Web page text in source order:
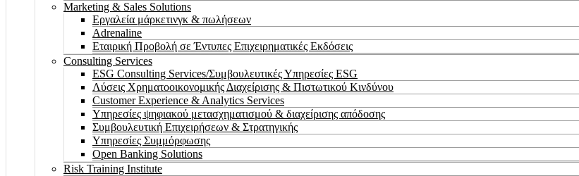
Marketing & Sales Solutions
Εργαλεία μάρκετινγκ & πωλήσεων
Adrenaline
Εταιρική Προβολή σε Έντυπες Επιχειρηματικές Εκδόσεις
Consulting Services
ESG Consulting Services/Συμβουλευτικές Υπηρεσίες ESG
Λύσεις Χρηματοοικονομικής Διαχείρισης & Πιστωτικού Κινδύνου
Customer Experience & Analytics Services
Υπηρεσίες ψηφιακού μετασχηματισμού & διαχείρισης απόδοσης
Συμβουλευτική Επιχειρήσεων & Στρατηγικής
Υπηρεσίες Συμμόρφωσης
Open Banking Solutions
Risk Training Institute